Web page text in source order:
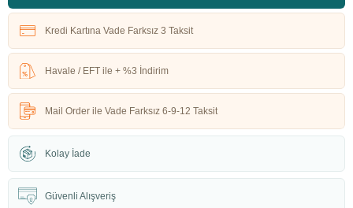
Kredi Kartına Vade Farksız 3 Taksit
Havale / EFT ile + %3 İndirim
Mail Order ile Vade Farksız 6-9-12 Taksit
Kolay İade
Güvenli Alışveriş